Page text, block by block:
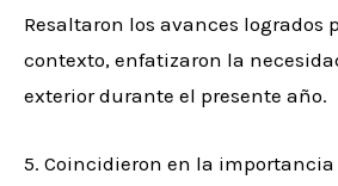
Resaltaron los avances logrados
contexto, enfatizaron la
exterior durante el presente año.
5. Coincidieron en la